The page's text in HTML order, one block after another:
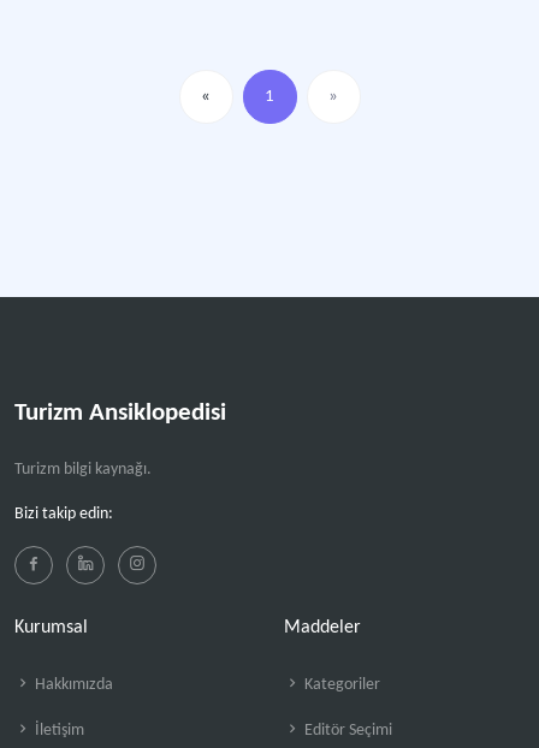
« 1 »
Turizm Ansiklopedisi
Turizm bilgi kaynağı.
Bizi takip edin:
Kurumsal
Hakkımızda
İletişim
Maddeler
Kategoriler
Editör Seçimi